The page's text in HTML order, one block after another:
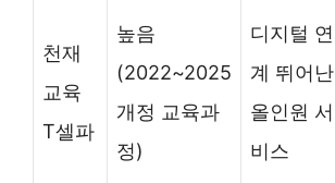
천재
교육
T셀파
높음
(2022~2025
개정 교육과
정)
디지털 연
계 뛰어난
올인원 서
비스